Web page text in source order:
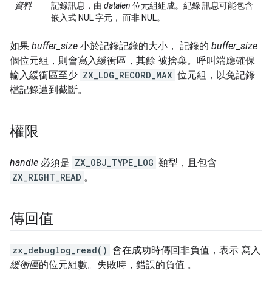
資料 記錄訊息，由 datalen 位元組組成。紀錄 訊息可能包含
嵌入式 NUL 字元， 而非 NUL。
如果 buffer_size 小於記錄記錄的大小， 記錄的 buffer_size
個位元組，則會寫入緩衝區，其餘 被捨棄。呼叫端應確保
輸入緩衝區至少 ZX_LOG_RECORD_MAX 位元組，以免記錄
檔記錄遭到截斷。
權限
handle 必須是 ZX_OBJ_TYPE_LOG 類型，且包含
ZX_RIGHT_READ 。
傳回值
zx_debuglog_read() 會在成功時傳回非負值，表示 寫入
緩衝區的位元組數。失敗時，錯誤的負值 。